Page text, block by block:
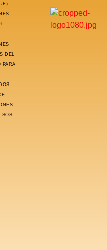
DEL
PARA